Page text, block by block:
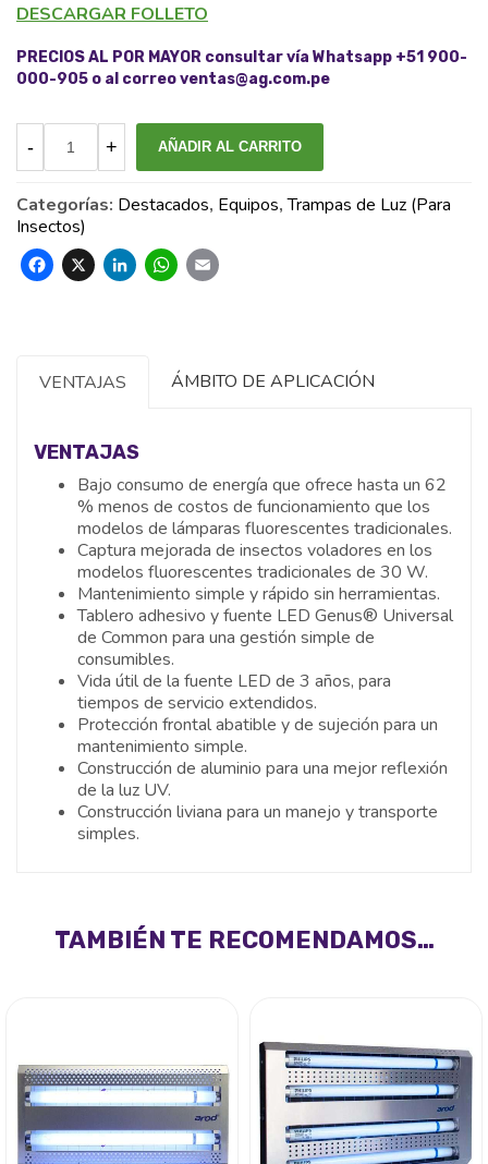
DESCARGAR FOLLETO
PRECIOS AL POR MAYOR consultar vía Whatsapp +51 900-
000-905 o al correo ventas@ag.com.pe
AÑADIR AL CARRITO
Categorías: Destacados, Equipos,Trampas de Luz (Para
Insectos)
Facebook
X LinkedIn
WhatsApp
VENTAJAS ÁMBITO DE APLICACIÓN
VENTAJAS
Bajo consumo de energía que ofrece hasta un 62
% menos de costos de funcionamiento que los
modelos de lámparas fluorescentes tradicionales.
Captura mejorada de insectos voladores en los
modelos fluorescentes tradicionales de 30 W.
Mantenimiento simple y rápido sin herramientas.
Tablero adhesivo y fuente LED Genus® Universal
de Common para una gestión simple de
consumibles.
Vida útil de la fuente LED de 3 años, para
tiempos de servicio extendidos.
Protección frontal abatible y de sujeción para un
mantenimiento simple.
Construcción de aluminio para una mejor reflexión
de la luz UV.
Construcción liviana para un manejo y transporte
simples.
TAMBIÉN TE RECOMENDAMOS…